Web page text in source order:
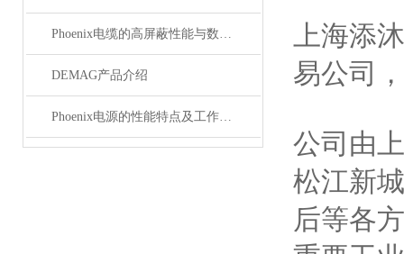
Phoenix电缆的高屏蔽性能与数据传输优势
DEMAG产品介绍
Phoenix电源的性能特点及工作温度分析
上海添
易公司
公司由
松江新
后等各